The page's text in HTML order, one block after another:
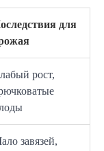
для
рост,
завязей,